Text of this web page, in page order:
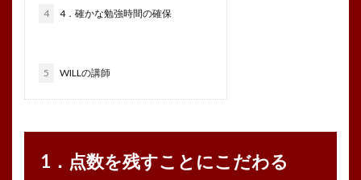
4 4．確かな勉強時間の確保
5 WILLの講師
1．点数を残すことにこだわる